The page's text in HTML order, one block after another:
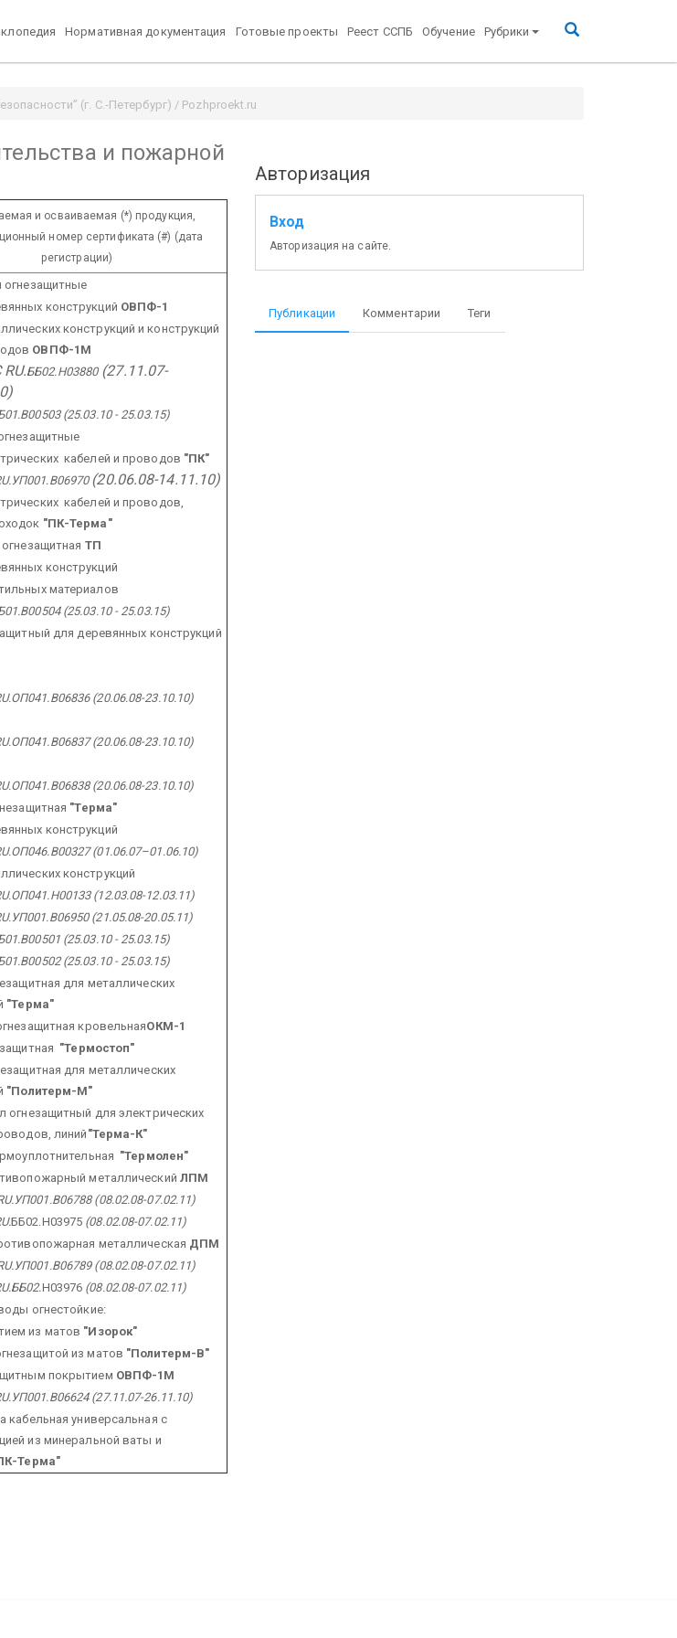
Нормативная документация Готовые проекты Реест ССПБ Обучение Рубрики
(г. С.-Петербург) / Pozhproekt.ru
и пожарной
и осваиваемая (*) продукция,
номер сертификата (#) (дата
регистрации)
огнезащитные
конструкций ОВПФ-1
конструкций и конструкций
ОВПФ-1М
ББ02.H03880(27.11.07-
(25.03.10 - 25.03.15)
кабелей и проводов "ПК"
(20.06.08-14.11.10)
кабелей и проводов,
"ПК-Терма"
ТП
конструкций
материалов
(25.03.10 - 25.03.15)
для деревянных конструкций
(20.06.08-23.10.10)
(20.06.08-23.10.10)
(20.06.08-23.10.10)
"Терма"
конструкций
(01.06.07–01.06.10)
конструкций
(12.03.08-12.03.11)
(21.05.08-20.05.11)
(25.03.10 - 25.03.15)
(25.03.10 - 25.03.15)
для металлических
"Терма"
кровельнаяОКМ-1
"Термостоп"
для металлических
"Политерм-М"
огнезащитный для электрических
линий "Терма-К"
"Термолен"
металлический ЛПМ
B06788(08.02.08-07.02.11)
ББ02.H03975 (08.02.08-07.02.11)
металлическая ДПМ
B06789(08.02.08-07.02.11)
H03976 (08.02.08-07.02.11)
огнестойкие:
из матов "Изорок"
из матов "Политерм-В"
покрытием ОВПФ-1М
(27.11.07-26.11.10)
кабельная универсальная с
из минеральной ваты и
Терма"
Авторизация
Вход
Авторизация на сайте.
Публикации Комментарии Теги